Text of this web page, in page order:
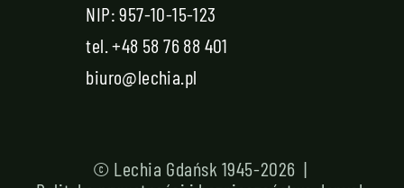
NIP: 957-10-15-123
tel.+48 58 76 88 401
biuro@lechia.pl
© Lechia Gdańsk 1945-2026 |